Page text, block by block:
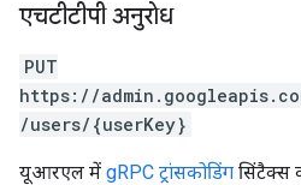
एचटीटीपी अनुरोध
PUT
https://
/users/{userKey}
यूआरएल में gRPC ट्रांसकोडिंग सिंटैक्स